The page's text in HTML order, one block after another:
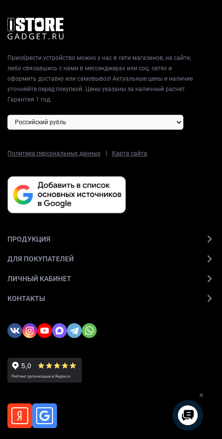
Приобрести устройство можно у нас в сети магазинов, на сайте,
либо связавшись с нами в мессенджерах или соц. сетях и
оформить доставку или самовывоз! Актуальные цены и наличие
уточняйте перед покупкой. Цены указаны за наличный расчет.
Гарантия 1 год.
Политика персональных данных | Карта сайта
ПРОДУКЦИЯ
ДЛЯ ПОКУПАТЕЛЕЙ
ЛИЧНЫЙ КАБИНЕТ
КОНТАКТЫ
×